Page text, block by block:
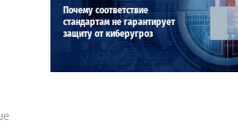
Почему соответствие
стандартам не гарантирует
защиту от киберугроз